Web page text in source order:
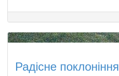
Радісне поклоніння